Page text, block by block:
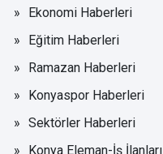
Ekonomi Haberleri
Eğitim Haberleri
Ramazan Haberleri
Konyaspor Haberleri
Sektörler Haberleri
Konya Eleman-İş İlanları